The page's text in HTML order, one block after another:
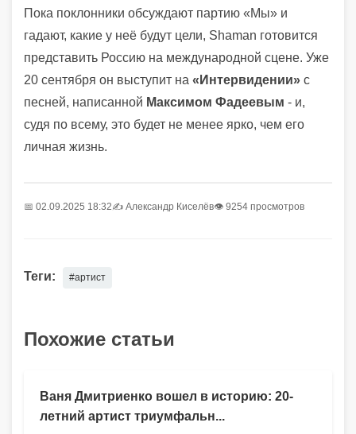
Пока поклонники обсуждают партию «Мы» и
гадают, какие у неё будут цели, Shaman готовится
представить Россию на международной сцене. Уже
20 сентября он выступит на «Интервидении» с
песней, написанной Максимом Фадеевым - и,
судя по всему, это будет не менее ярко, чем его
личная жизнь.
📅 02.09.2025 18:32✍️ Александр Киселёв👁 9254 просмотров
Теги: #артист
Похожие статьи
Ваня Дмитриенко вошел в историю: 20-
летний артист триумфальн...